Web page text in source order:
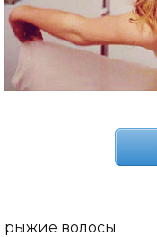
рыжие волосы